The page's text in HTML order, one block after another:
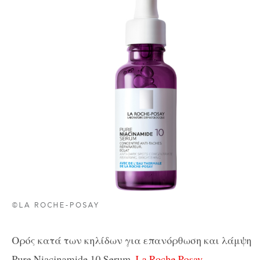
©LA ROCHE-POSAY
Ορός κατά των κηλίδων για επανόρθωση και λάμψη